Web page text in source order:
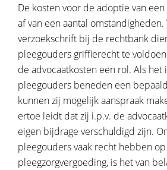
De kosten voor de adoptie van
af van een aantal
verzoekschrift bij de rechtbank
pleegouders griffierecht te
de advocaatkosten een rol. Als het
pleegouders beneden een
kunnen zij mogelijk aanspraak
ertoe leidt dat zij i.p.v. de
eigen bijdrage verschuldigd zijn.
pleegouders vaak recht hebben op
pleegzorgvergoeding, is het van